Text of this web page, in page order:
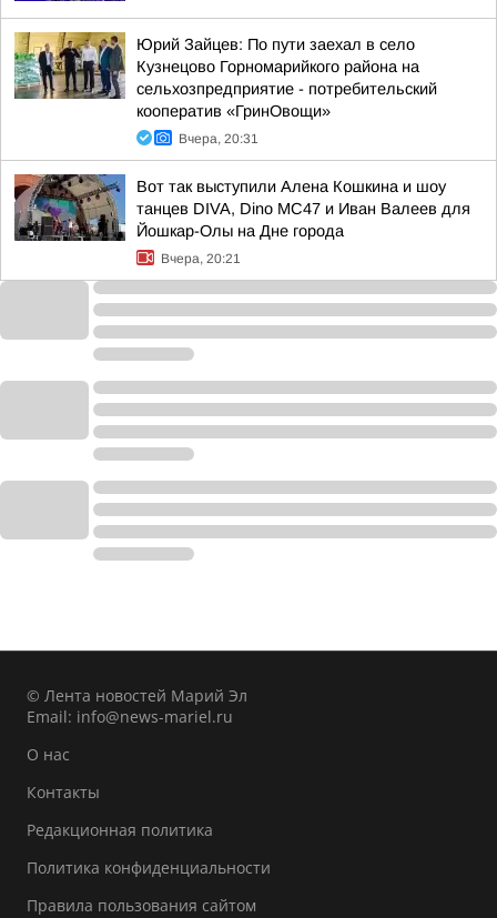
Юрий Зайцев: По пути заехал в село
Кузнецово Горномарийкого района на
сельхозпредприятие - потребительский
кооператив «ГринОвощи»
Вчера, 20:31
Вот так выступили Алена Кошкина и шоу
танцев DIVA, Dino MC47 и Иван Валеев для
Йошкар-Олы на Дне города
Вчера, 20:21
© Лента новостей Марий Эл
Email: info@news-mariel.ru
О нас
Контакты
Редакционная политика
Политика конфиденциальности
Правила пользования сайтом